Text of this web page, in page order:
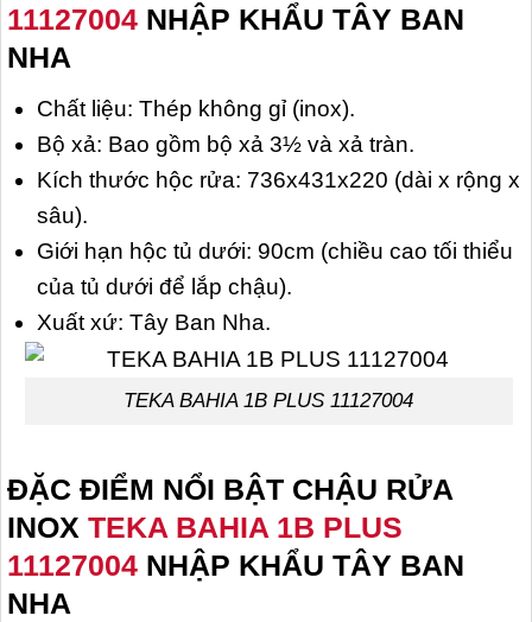
11127004 NHẬP KHẨU TÂY BAN
NHA
Chất liệu: Thép không gỉ (inox).
Bộ xả: Bao gồm bộ xả 3½ và xả tràn.
Kích thước hộc rửa: 736x431x220 (dài x rộng x
sâu).
Giới hạn hộc tủ dưới: 90cm (chiều cao tối thiểu
của tủ dưới để lắp chậu).
Xuất xứ: Tây Ban Nha.
TEKA BAHIA 1B PLUS 11127004
ĐẶC ĐIỂM NỔI BẬT CHẬU RỬA
INOX TEKA BAHIA 1B PLUS
11127004 NHẬP KHẨU TÂY BAN
NHA